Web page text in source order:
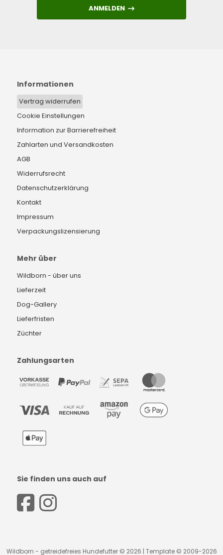
ANMELDEN
ANMELDEN
Informationen
Vertrag widerrufen
Cookie Einstellungen
Information zur Barrierefreiheit
Zahlarten und Versandkosten
AGB
Widerrufsrecht
Datenschutzerklärung
Kontakt
Impressum
Verpackungslizensierung
Mehr über
Wildborn - über uns
Lieferzeit
Dog-Gallery
Lieferfristen
Züchter
Zahlungsarten
Sie finden uns auch auf
Wildborn - getreidefreies Hundefutter © 2026 | Template © 2009-2026